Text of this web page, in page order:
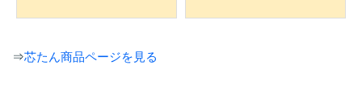
⇒芯たん商品ページを見る